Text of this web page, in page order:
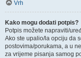
Vrh
Kako mogu dodati potpis?
Potpis možete napraviti/
Ako ste upalio/la opciju da
postovima/porukama, a u
za vrijeme pisanja samog